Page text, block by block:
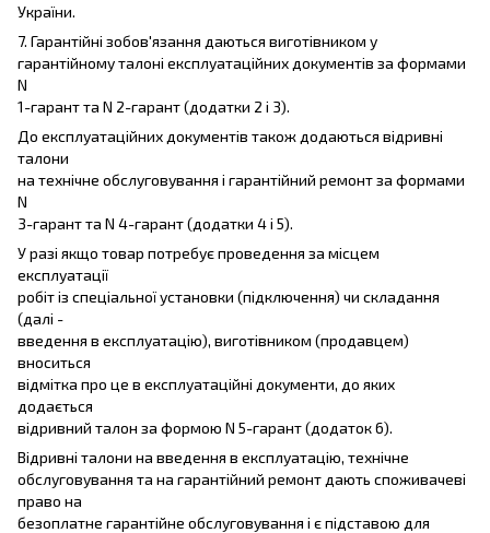
України.
7. Гарантійні зобов'язання даються виготівником у
гарантійному талоні експлуатаційних документів за формами
N
1-гарант та N 2-гарант (додатки 2 і 3).
До експлуатаційних документів також додаються відривні
талони
на технічне обслуговування і гарантійний ремонт за формами
N
3-гарант та N 4-гарант (додатки 4 і 5).
У разі якщо товар потребує проведення за місцем
експлуатації
робіт із спеціальної установки (підключення) чи складання
(далі -
введення в експлуатацію), виготівником (продавцем)
вноситься
відмітка про це в експлуатаційні документи, до яких
додається
відривний талон за формою N 5-гарант (додаток 6).
Відривні талони на введення в експлуатацію, технічне
обслуговування та на гарантійний ремонт дають споживачеві
право на
безоплатне гарантійне обслуговування і є підставою для